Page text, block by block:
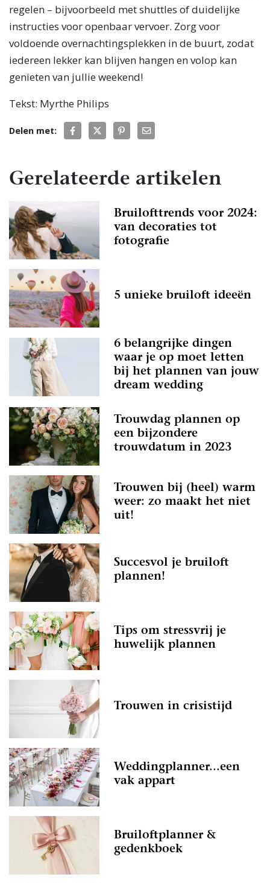
regelen – bijvoorbeeld met shuttles of duidelijke
instructies voor openbaar vervoer. Zorg voor
voldoende overnachtingsplekken in de buurt, zodat
iedereen lekker kan blijven hangen en volop kan
genieten van jullie weekend!
Tekst: Myrthe Philips
Delen met:
Gerelateerde artikelen
Bruilofttrends voor 2024:
van decoraties tot
fotografie
5 unieke bruiloft ideeën
6 belangrijke dingen
waar je op moet letten
bij het plannen van jouw
dream wedding
Trouwdag plannen op
een bijzondere
trouwdatum in 2023
Trouwen bij (heel) warm
weer: zo maakt het niet
uit!
Succesvol je bruiloft
plannen!
Tips om stressvrij je
huwelijk plannen
Trouwen in crisistijd
Weddingplanner...een
vak appart
Bruiloftplanner &
gedenkboek